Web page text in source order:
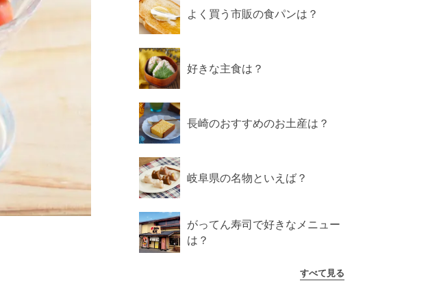
よく買う市販の食パンは？
好きな主食は？
長崎のおすすめのお土産は？
岐阜県の名物といえば？
がってん寿司で好きなメニュー
は？
すべて見る